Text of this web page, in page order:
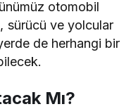
otomobil
sürücü ve yolcular
de herhangi bir
Mı?